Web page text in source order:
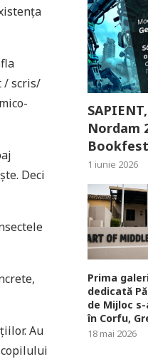
/ scris/
Deci
Au
Nordam
1 iunie 2026
Prima
dedicată
de Mijloc
în Corfu,
18 mai 2026